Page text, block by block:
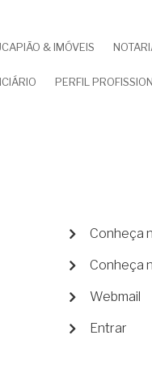
& IMÓVEIS
PERFIL
MENU
CONTA
DE
Conheça
Conheça
Webmail
Entrar